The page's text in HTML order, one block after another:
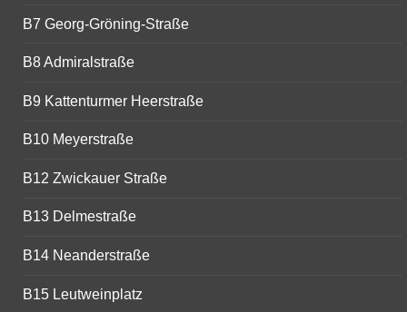
B7 Georg-Gröning-Straße
B8 Admiralstraße
B9 Kattenturmer Heerstraße
B10 Meyerstraße
B12 Zwickauer Straße
B13 Delmestraße
B14 Neanderstraße
B15 Leutweinplatz